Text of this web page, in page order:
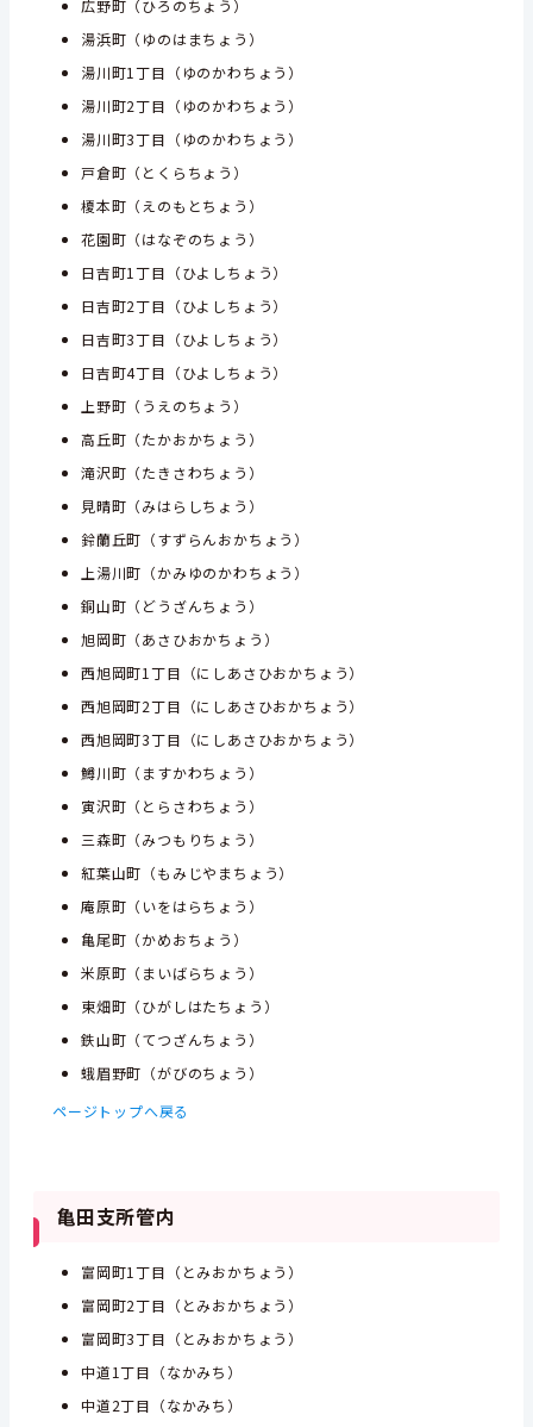
広野町（ひろのちょう）
湯浜町（ゆのはまちょう）
湯川町1丁目（ゆのかわちょう）
湯川町2丁目（ゆのかわちょう）
湯川町3丁目（ゆのかわちょう）
戸倉町（とくらちょう）
榎本町（えのもとちょう）
花園町（はなぞのちょう）
日吉町1丁目（ひよしちょう）
日吉町2丁目（ひよしちょう）
日吉町3丁目（ひよしちょう）
日吉町4丁目（ひよしちょう）
上野町（うえのちょう）
高丘町（たかおかちょう）
滝沢町（たきさわちょう）
見晴町（みはらしちょう）
鈴蘭丘町（すずらんおかちょう）
上湯川町（かみゆのかわちょう）
銅山町（どうざんちょう）
旭岡町（あさひおかちょう）
西旭岡町1丁目（にしあさひおかちょう）
西旭岡町2丁目（にしあさひおかちょう）
西旭岡町3丁目（にしあさひおかちょう）
鱒川町（ますかわちょう）
寅沢町（とらさわちょう）
三森町（みつもりちょう）
紅葉山町（もみじやまちょう）
庵原町（いをはらちょう）
亀尾町（かめおちょう）
米原町（まいばらちょう）
東畑町（ひがしはたちょう）
鉄山町（てつざんちょう）
蛾眉野町（がびのちょう）
ページトップへ戻る
亀田支所管内
富岡町1丁目（とみおかちょう）
富岡町2丁目（とみおかちょう）
富岡町3丁目（とみおかちょう）
中道1丁目（なかみち）
中道2丁目（なかみち）